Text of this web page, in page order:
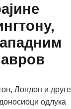
Лондон и друге
одлука